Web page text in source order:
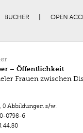
BÜCHER OPEN
– Öffentlichkeit
Frauen zwischen
0 Abbildungen s/w.
0798-6
44.80